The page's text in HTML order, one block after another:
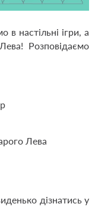
в настільні ігри, а
Розповідаємо
Лева
дізнатись у